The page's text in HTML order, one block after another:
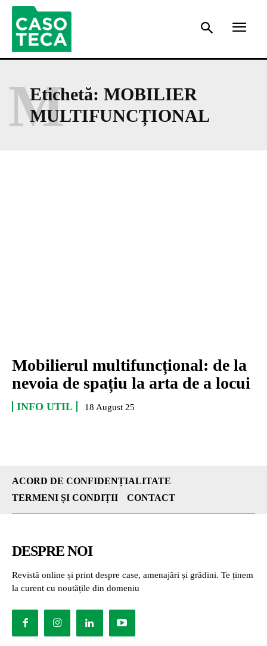
Etichetă: MOBILIER
MULTIFUNCȚIONAL
M
Mobilierul multifuncțional: de la
nevoia de spațiu la arta de a locui
INFO UTIL 18 August 25
ACORD DE CONFIDENȚIALITATE
TERMENI ȘI CONDIȚII
CONTACT
DESPRE NOI
Revistă online și print despre case, amenajări și grădini. Te ținem
la curent cu noutățile din domeniu